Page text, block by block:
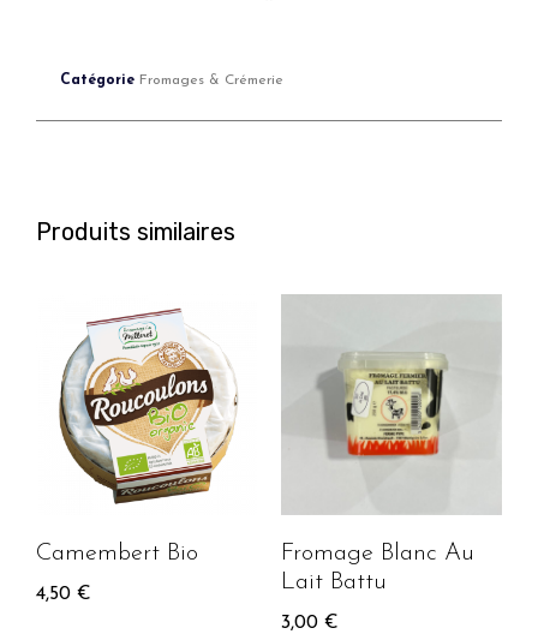
Catégorie Fromages & Crémerie
Produits similaires
Camembert Bio
4,50 €
Fromage Blanc Au
Lait Battu
3,00 €